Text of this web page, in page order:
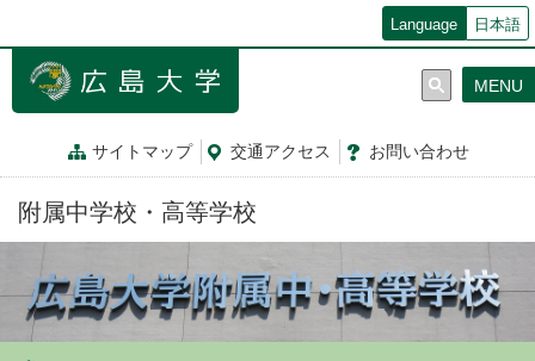
ン
Language 日本語
サイトマップ 交通アクセス お問い合わせ
MENU
附属中学校・高等学校